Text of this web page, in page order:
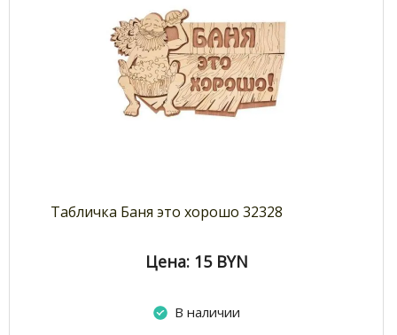
Табличка Баня это хорошо 32328
Цена: 15 BYN
В наличии